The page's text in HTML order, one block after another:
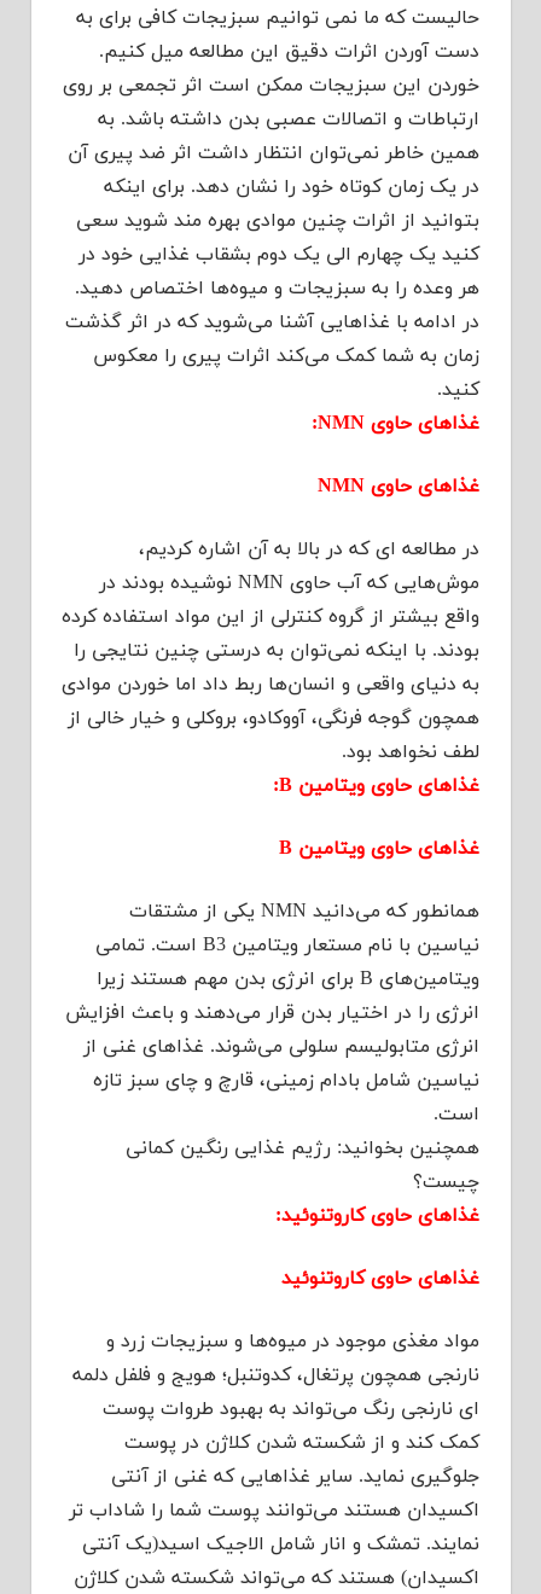
حالیست که ما نمی توانیم سبزیجات کافی برای به
دست آوردن اثرات دقیق این مطالعه میل کنیم.
خوردن این سبزیجات ممکن است اثر تجمعی بر روی
ارتباطات و اتصالات عصبی بدن داشته باشد. به
همین خاطر نمی‌توان انتظار داشت اثر ضد پیری آن
در یک زمان کوتاه خود را نشان دهد. برای اینکه
بتوانید از اثرات چنین موادی بهره مند شوید سعی
کنید یک چهارم الی یک دوم بشقاب غذایی خود در
هر وعده را به سبزیجات و میوه‌ها اختصاص دهید.
در ادامه با غذاهایی آشنا می‌شوید که در اثر گذشت
زمان به شما کمک می‌کند اثرات پیری را معکوس
کنید.
غذاهای حاوی NMN:
غذاهای حاوی NMN
در مطالعه ای که در بالا به آن اشاره کردیم،
موش‌هایی که آب حاوی NMN نوشیده بودند در
واقع بیشتر از گروه کنترلی از این مواد استفاده کرده
بودند. با اینکه نمی‌توان به درستی چنین نتایجی را
به دنیای واقعی و انسان‌ها ربط داد اما خوردن موادی
همچون گوجه فرنگی، آووکادو، بروکلی و خیار خالی از
لطف نخواهد بود.
غذاهای حاوی ویتامین B:
غذاهای حاوی ویتامین B
همانطور که می‌دانید NMN یکی از مشتقات
نیاسین با نام مستعار ویتامین B3 است. تمامی
ویتامین‌های B برای انرژی بدن مهم هستند زیرا
انرژی را در اختیار بدن قرار می‌دهند و باعث افزایش
انرژی متابولیسم سلولی می‌شوند. غذاهای غنی از
نیاسین شامل بادام زمینی، قارچ و چای سبز تازه
است.
همچنین بخوانید: رژیم غذایی رنگین کمانی
چیست؟
غذاهای حاوی کاروتنوئید:
غذاهای حاوی کاروتنوئید
مواد مغذی موجود در میوه‌ها و سبزیجات زرد و
نارنجی همچون پرتغال، کدوتنبل؛ هویج و فلفل دلمه
ای نارنجی رنگ می‌تواند به بهبود طروات پوست
کمک کند و از شکسته شدن کلاژن در پوست
جلوگیری نماید. سایر غذاهایی که غنی از آنتی
اکسیدان هستند می‌توانند پوست شما را شاداب تر
نمایند. تمشک و انار شامل الاجیک اسید(یک آنتی
اکسیدان) هستند که می‌تواند شکسته شدن کلاژن